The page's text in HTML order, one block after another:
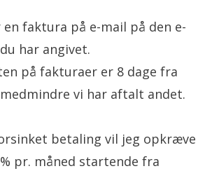
faktura på e-mail på den e-
har angivet.
på fakturaer er 8 dage fra
vi har aftalt andet.
betaling vil jeg opkræve
pr. måned startende fra